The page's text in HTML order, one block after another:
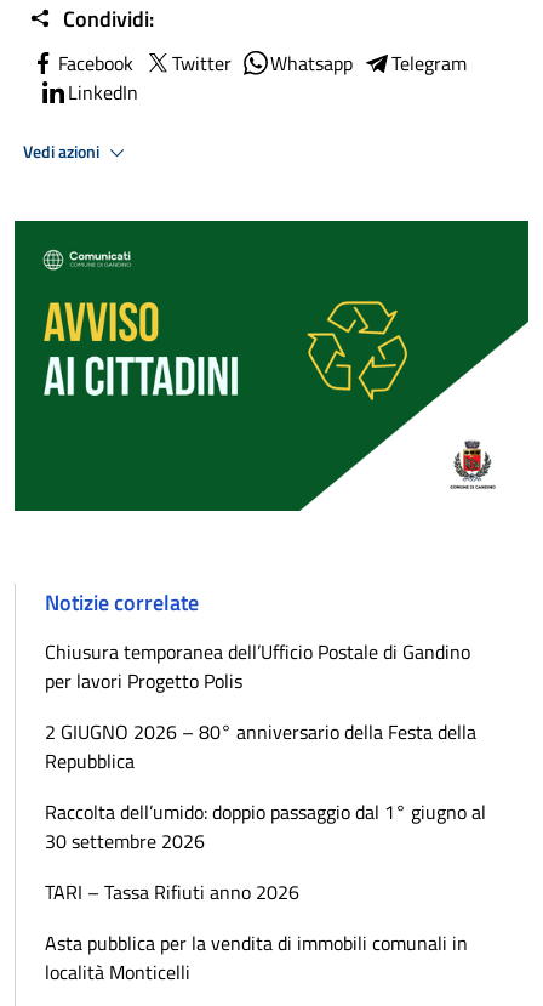
Condividi:
Facebook Twitter Whatsapp
Telegram
LinkedIn
Vedi azioni
Notizie correlate
Chiusura temporanea dell’Ufficio Postale di Gandino
per lavori Progetto Polis
2 GIUGNO 2026 – 80° anniversario della Festa della
Repubblica
Raccolta dell’umido: doppio passaggio dal 1° giugno al
30 settembre 2026
TARI – Tassa Rifiuti anno 2026
Asta pubblica per la vendita di immobili comunali in
località Monticelli